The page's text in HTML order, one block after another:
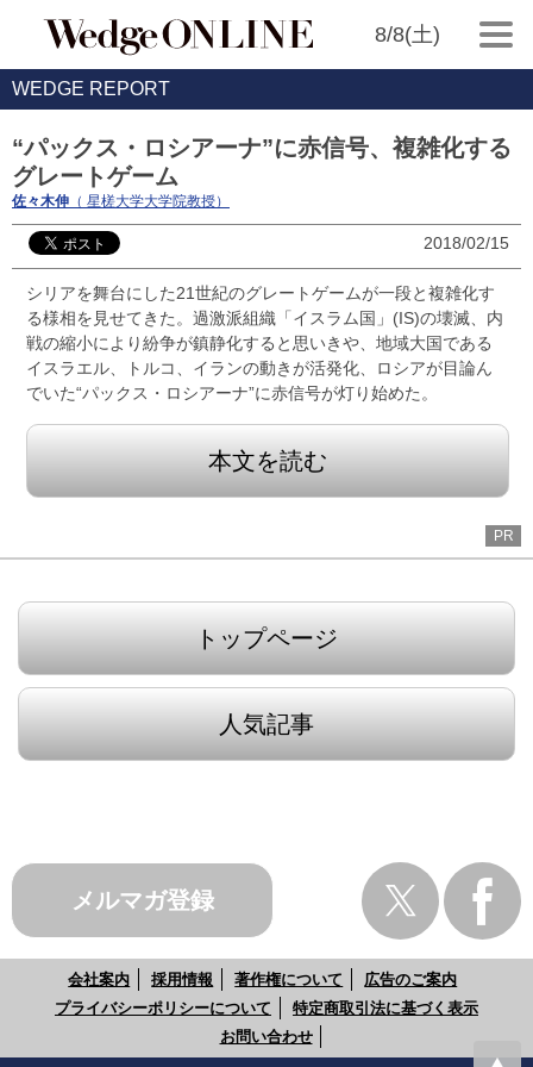
8/8(土)
WEDGE REPORT
“パックス・ロシアーナ”に赤信号、複雑化する
グレートゲーム
佐々木伸 （ 星槎大学大学院教授）
2018/02/15
シリアを舞台にした21世紀のグレートゲームが一段と複雑化す
る様相を見せてきた。過激派組織「イスラム国」(IS)の壊滅、内
戦の縮小により紛争が鎮静化すると思いきや、地域大国である
イスラエル、トルコ、イランの動きが活発化、ロシアが目論ん
でいた“パックス・ロシアーナ”に赤信号が灯り始めた。
本文を読む
PR
トップページ
人気記事
メルマガ登録
会社案内 採用情報 著作権について
広告のご案内
プライバシーポリシーについて
特定商取引法に基づく表示
お問い合わせ